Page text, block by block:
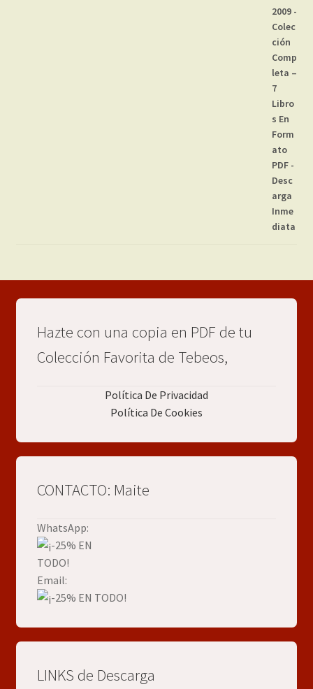
Hazte con una copia en PDF de tu
Colección Favorita de Tebeos,
Política De Privacidad
Política De Cookies
CONTACTO: Maite
WhatsApp:
Email:
LINKS de Descarga